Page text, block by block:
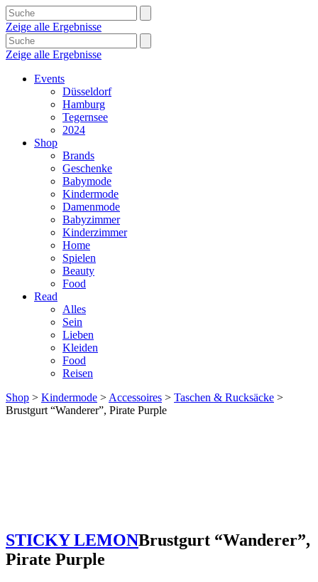
Zeige alle Ergebnisse
Zeige alle Ergebnisse
Events
Düsseldorf
Hamburg
Tegernsee
2024
Shop
Brands
Geschenke
Babymode
Kindermode
Damenmode
Babyzimmer
Kinderzimmer
Home
Spielen
Beauty
Food
Read
Alles
Sein
Lieben
Kleiden
Food
Reisen
Shop > Kindermode > Accessoires > Taschen & Rucksäcke >
Brustgurt “Wanderer”, Pirate Purple
STICKY LEMONBrustgurt “Wanderer”,
Pirate Purple